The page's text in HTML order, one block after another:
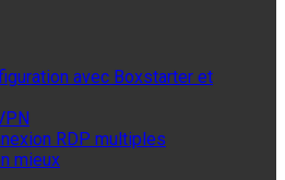
avec Boxstarter et
RDP multiples
mieux